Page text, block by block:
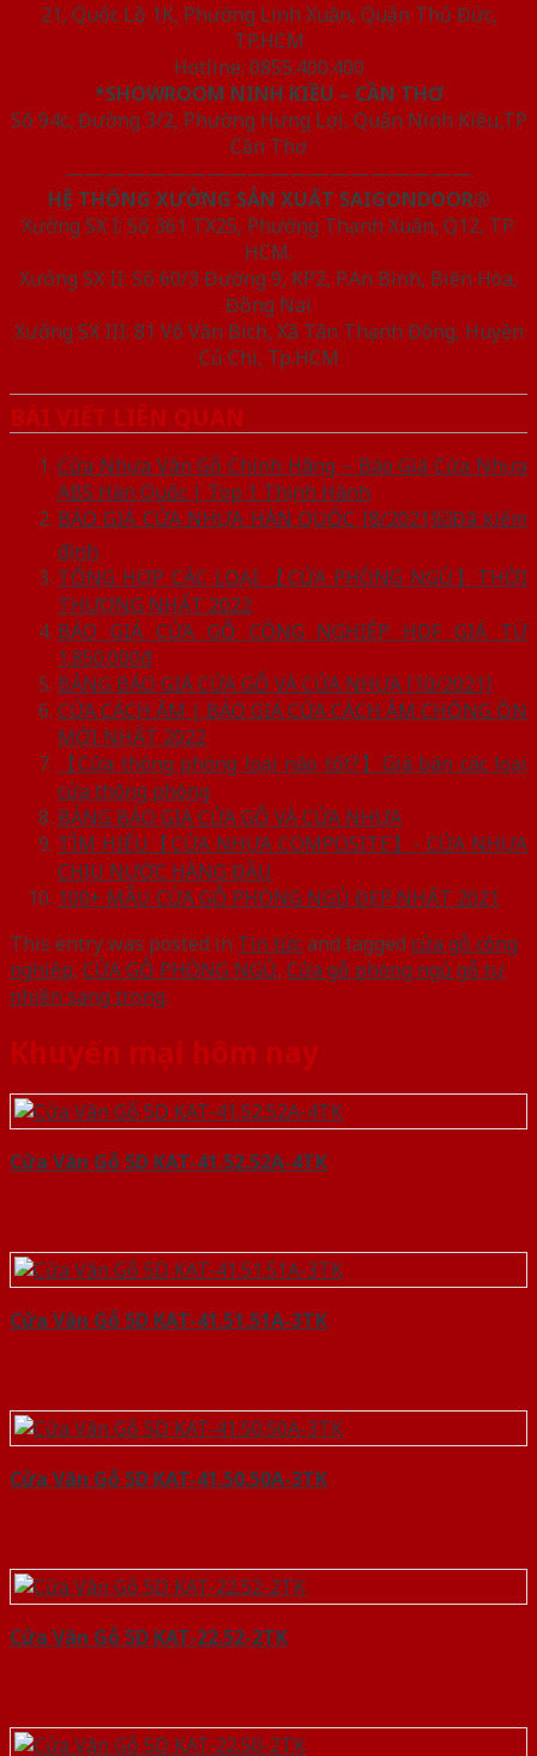
21, Quốc Lộ 1K, Phường Linh Xuân, Quận Thủ Đức,
TP.HCM
Hotline: 0855.400.400
*SHOWROOM NINH KIỀU – CẦN THƠ
Số 94c, Đường 3/2, Phường Hưng Lợi, Quận Ninh Kiều,TP
Cần Thơ
————————————————————
HỆ THỐNG XƯỞNG SẢN XUẤT SAIGONDOOR®
Xưởng SX I: Số 361 TX25, Phường Thạnh Xuân, Q12, TP.
HCM.
Xưởng SX II: Số 60/3 Đường 9, KP2, P.An Bình, Biên Hòa,
Đồng Nai
Xưởng SX III: 81 Võ Văn Bích, Xã Tân Thạnh Đông, Huyện
Củ Chi, Tp.HCM
BÀI VIẾT LIÊN QUAN
Cửa Nhựa Vân Gỗ Chính Hãng – Báo Giá Cửa Nhựa
ABS Hàn Quốc | Top 1 Thịnh Hành
BÁO GIÁ CỬA NHỰA HÀN QUỐC [8/2021]☑️Đã kiểm
định
TỔNG HỢP CÁC LOẠI 【CỬA PHÒNG NGỦ】THỜI
THƯỢNG NHẤT 2022
BÁO GIÁ CỬA GỖ CÔNG NGHIỆP HDF GIÁ TỪ
1.850.000đ
BẢNG BÁO GIÁ CỬA GỖ VÀ CỬA NHỰA [10/2021]
CỬA CÁCH ÂM | BÁO GIÁ CỬA CÁCH ÂM CHỐNG ỒN
MỚI NHẤT 2022
【Cửa thông phòng loại nào tốt?】Giá bán các loại
cửa thông phòng
BẢNG BÁO GIÁ CỬA GỖ VÀ CỬA NHỰA
TÌM HIỂU【CỬA NHỰA COMPOSITE】- CỬA NHỰA
CHỊU NƯỚC HÀNG ĐẦU
100+ MẪU CỬA GỖ PHÒNG NGỦ ĐẸP NHẤT 2021
This entry was posted in Tin tứcand tagged cửa gỗ công
nghiệp, CỬA GỖ PHÒNG NGỦ, Cửa gỗ phòng ngủ gỗ tự
nhiên sang trọng.
Khuyến mại hôm nay
Cửa Vân Gỗ 5D KAT-41.52.52A-4TK
Cửa Vân Gỗ 5D KAT-41.51.51A-3TK
Cửa Vân Gỗ 5D KAT-41.50.50A-3TK
Cửa Vân Gỗ 5D KAT-22.52-2TK